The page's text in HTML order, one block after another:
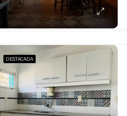
DESTACADA